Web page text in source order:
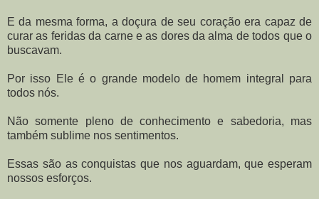
E da mesma forma, a doçura de seu coração era capaz de
curar as feridas da carne e as dores da alma de todos que o
buscavam.
Por isso Ele é o grande modelo de homem integral para
todos nós.
Não somente pleno de conhecimento e sabedoria, mas
também sublime nos sentimentos.
Essas são as conquistas que nos aguardam, que esperam
nossos esforços.